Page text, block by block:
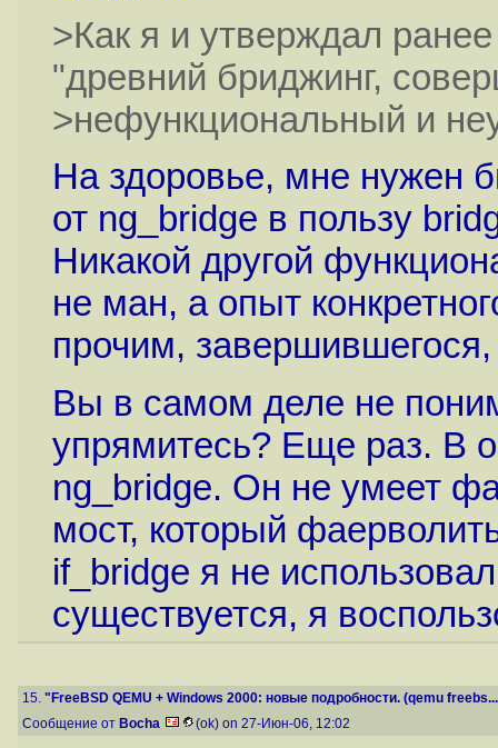
>Как я и утверждал
"древний бриджинг,
>нефункциональный и
На здоровье, мне нужен
от ng_bridge в пользу
Никакой другой
не ман, а опыт
прочим,
Вы в самом деле не
упрямитесь? Еще раз. В
ng_bridge. Он не умеет
мост, который
if_bridge я не
существуется, я
15. "FreeBSD QEMU + Windows 2000: новые подробности. (qemu
Сообщение от Bocha (ok) on 27-Июн-06, 12:02